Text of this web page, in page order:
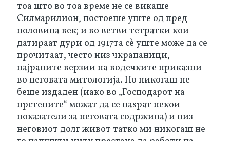
тоа што во тоа време не се викаше
Силмарилион, постоеше уште од пред
половина век; и во ветви тетратки кои
датираат дури од 1917та сѐ уште може да се
прочитаат, често низ чкрапаници,
најраните верзии на водечките приказни
во неговата митологија. Но никогаш не
беше издаден (иако во „Господарот на
прстените“ можат да се наѕрат некои
показатели за неговата содржина) и низ
неговиот долг живот татко ми никогаш не